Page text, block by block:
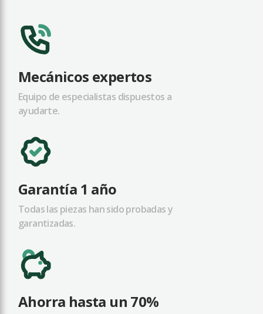
Mecánicos expertos
Equipo de especialistas dispuestos a
ayudarte.
Garantía 1 año
Todas las piezas han sido probadas y
garantizadas.
Ahorra hasta un 70%